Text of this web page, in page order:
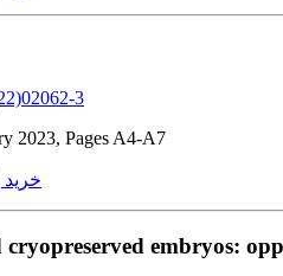
3
2023, Pages A4-A7
خرید
cryopreserved embryos: